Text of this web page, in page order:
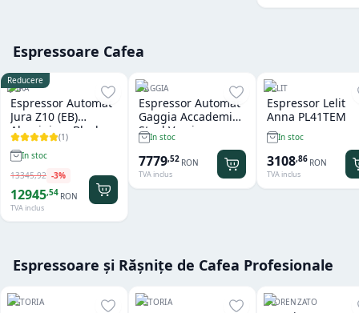
Espressoare Cafea
Reducere
JURA
Espressor Automat
Jura Z10 (EB)
Aluminium Black
(1)
In stoc
13345,92 -3%
12945,54 RON
TVA inclus
GAGGIA
Espressor Automat
Gaggia Accademia
Steel Version
In stoc
7779,52 RON
TVA inclus
LELIT
Espressor Lelit
Anna PL41TEM
In stoc
3108,86 RON
TVA inclus
Espressoare și Rășnițe de Cafea Profesionale
ASTORIA ASTORIA FIORENZATO